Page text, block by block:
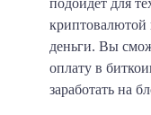
подойдет для
криптовалютой
деньги. Вы
оплату в
заработать на